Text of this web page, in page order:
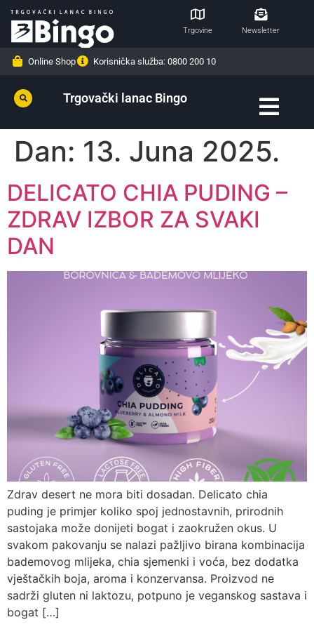
Trgovine Newsletter
Online Shop Korisnička služba: 0800 200 10
Trgovački lanac Bingo
Dan: 13. Juna 2025.
DELICATO CHIA PUDING –
ZDRAV IZBOR ZA SVAKI
DAN
Zdrav desert ne mora biti dosadan. Delicato chia
puding je primjer koliko spoj jednostavnih, prirodnih
sastojaka može donijeti bogat i zaokružen okus. U
svakom pakovanju se nalazi pažljivo birana kombinacija
bademovog mlijeka, chia sjemenki i voća, bez dodatka
vještačkih boja, aroma i konzervansa. Proizvod ne
sadrži gluten ni laktozu, potpuno je veganskog sastava i
bogat […]